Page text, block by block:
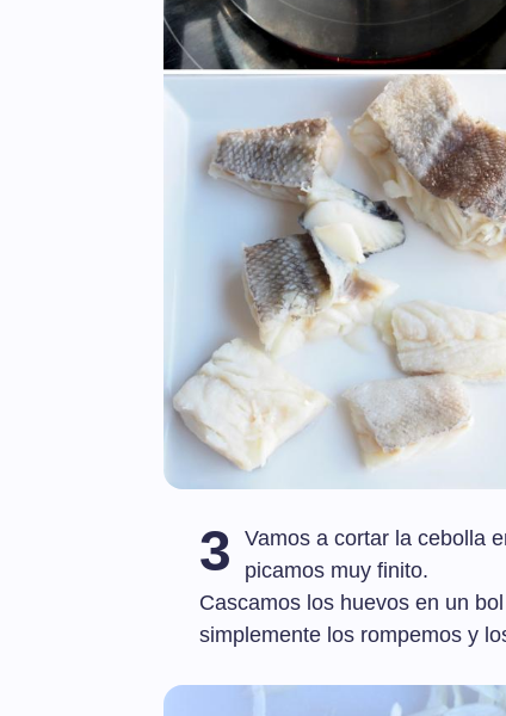
3
Vamos a cortar la cebolla
picamos muy finito.
Cascamos los huevos en un
simplemente los rompemos y